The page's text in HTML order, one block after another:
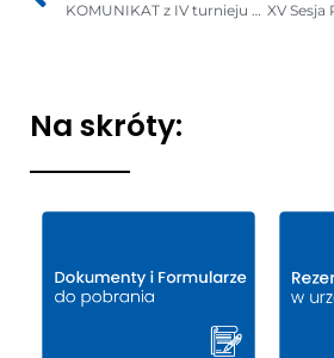
KOMUNIKAT z IV turnieju klasyfikacyjnego w tenisie stołowym kobiet ZIEMI PUCKIEJ na sezon 2015/2016
Na skróty: